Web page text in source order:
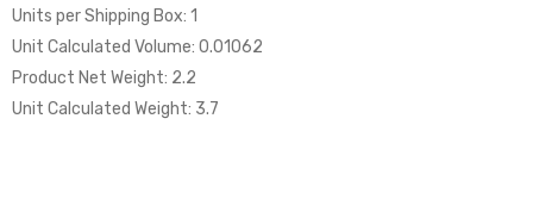
Units per Shipping Box: 1
Unit Calculated Volume: 0.01062
Product Net Weight: 2.2
Unit Calculated Weight: 3.7